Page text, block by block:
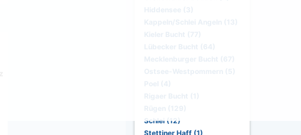
Schlei (12)
Stettiner Haff (1)